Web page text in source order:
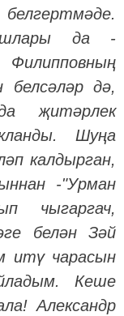
да -
белсәләр дә,
җитәрлек
Шуңа
калдырган,
-"Урман
чыгаргач,
белән Зәй
итү чарасын
Кеше
Александр